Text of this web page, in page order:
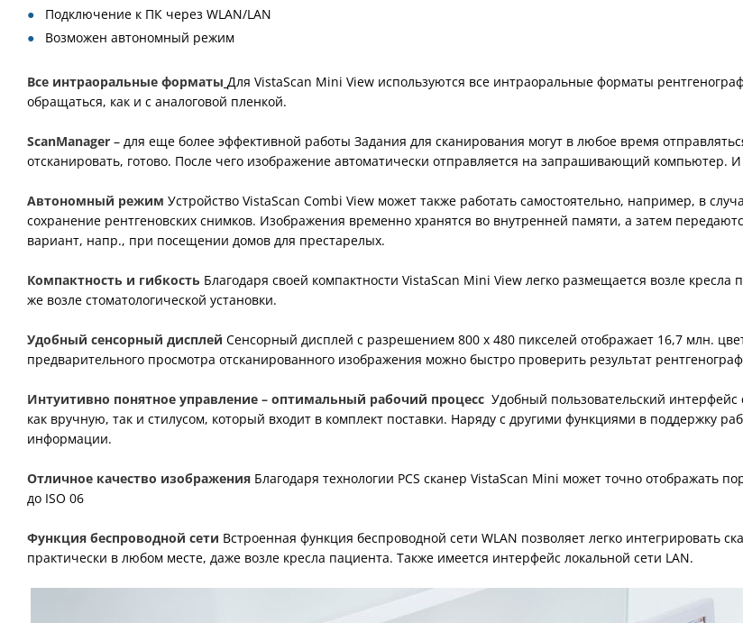
Подключение к ПК через WLAN/LAN
Возможен автономный режим
Все интраоральные форматы Для VistaScan Mini View используются все интраоральные форматы
обращаться, как и с аналоговой пленкой.
ScanManager – для еще более эффективной работы Задания для сканирования могут в любое время
отсканировать, готово. После чего изображение автоматически отправляется на запрашивающий компьютер. И
Автономный режим Устройство VistaScan Combi View может также работать самостоятельно, например, в
сохранение рентгеновских снимков. Изображения временно хранятся во внутренней памяти, а затем
вариант, напр., при посещении домов для престарелых.
Компактность и гибкость Благодаря своей компактности VistaScan Mini View легко размещается возле
же возле стоматологической установки.
Удобный сенсорный дисплей Сенсорный дисплей с разрешением 800 х 480 пикселей отображает 16,7 млн.
предварительного просмотра отсканированного изображения можно быстро проверить результат
Интуитивно понятное управление – оптимальный рабочий процесс Удобный пользовательский интерфейс
как вручную, так и стилусом, который входит в комплект поставки. Наряду с другими функциями в поддержку
информации.
Отличное качество изображения Благодаря технологии PCS сканер VistaScan Mini может точно отображать
до ISO 06
Функция беспроводной сети Встроенная функция беспроводной сети WLAN позволяет легко интегрировать
практически в любом месте, даже возле кресла пациента. Также имеется интерфейс локальной сети LAN.